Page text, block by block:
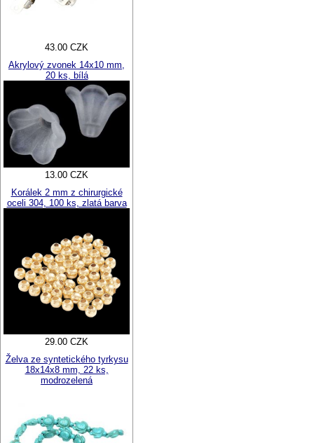
43.00 CZK
Akrylový zvonek 14x10 mm,
20 ks, bílá
13.00 CZK
Korálek 2 mm z chirurgické
oceli 304, 100 ks, zlatá barva
29.00 CZK
Želva ze syntetického tyrkysu
18x14x8 mm, 22 ks,
modrozelená